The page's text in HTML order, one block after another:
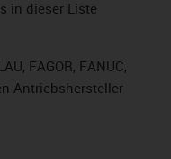
in dieser Liste
FAGOR, FANUC,
Antriebshersteller